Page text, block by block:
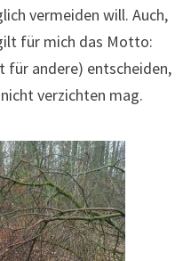
vermeiden will. Auch,
für mich das Motto:
für andere) entscheiden,
verzichten mag.